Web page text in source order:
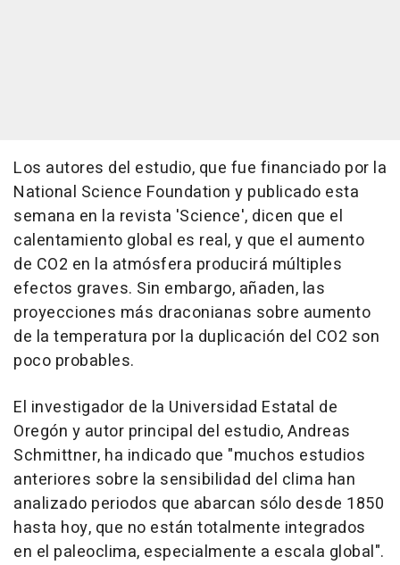
Los autores del estudio, que fue financiado por la
National Science Foundation y publicado esta
semana en la revista 'Science', dicen que el
calentamiento global es real, y que el aumento
de CO2 en la atmósfera producirá múltiples
efectos graves. Sin embargo, añaden, las
proyecciones más draconianas sobre aumento
de la temperatura por la duplicación del CO2 son
poco probables.
El investigador de la Universidad Estatal de
Oregón y autor principal del estudio, Andreas
Schmittner, ha indicado que "muchos estudios
anteriores sobre la sensibilidad del clima han
analizado periodos que abarcan sólo desde 1850
hasta hoy, que no están totalmente integrados
en el paleoclima, especialmente a escala global".